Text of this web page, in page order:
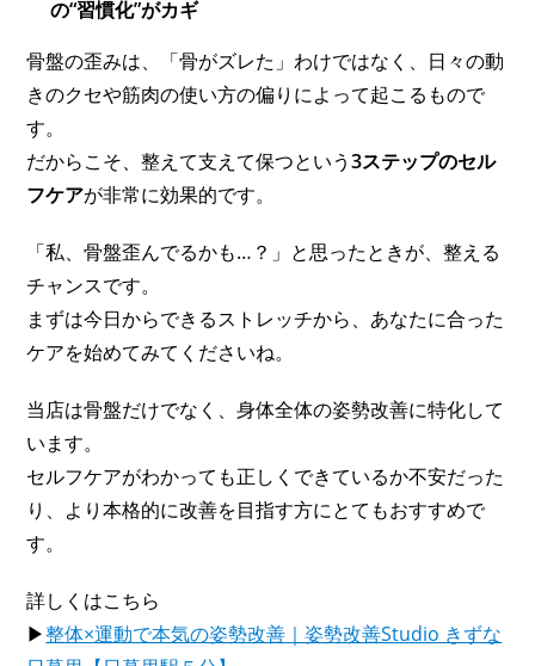
の“習慣化”がカギ
骨盤の歪みは、「骨がズレた」わけではなく、日々の動
きのクセや筋肉の使い方の偏りによって起こるもので
す。
だからこそ、整えて支えて保つという3ステップのセル
フケアが非常に効果的です。
「私、骨盤歪んでるかも…？」と思ったときが、整える
チャンスです。
まずは今日からできるストレッチから、あなたに合った
ケアを始めてみてくださいね。
当店は骨盤だけでなく、身体全体の姿勢改善に特化して
います。
セルフケアがわかっても正しくできているか不安だった
り、より本格的に改善を目指す方にとてもおすすめで
す。
詳しくはこちら
▶整体×運動で本気の姿勢改善｜姿勢改善Studio きずな